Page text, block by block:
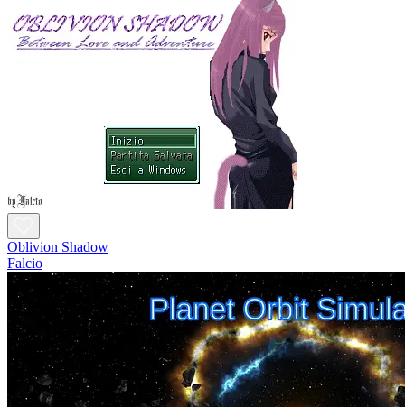
Oblivion Shadow
Falcio